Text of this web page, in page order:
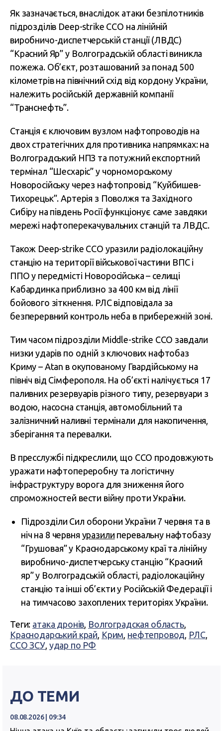
Як зазначається, внаслідок атаки безпілотників
підрозділів Deep-strike ССО на лінійній
виробничо-диспетчерській станції (ЛВДС)
“Красний Яр” у Волгоградській області виникла
пожежа. Об’єкт, розташований за понад 500
кілометрів на північний схід від кордону України,
належить російській державній компанії
“Транснефть”.
Станція є ключовим вузлом нафтопроводів на
двох стратегічних для противника напрямках: на
Волгоградський НПЗ та потужний експортний
термінал “Шесхаріс” у чорноморському
Новоросійську через нафтопровід “Куйбишев-
Тихорецьк”. Артерія з Поволжя та Західного
Сибіру на південь Росії функціонує саме завдяки
мережі нафтоперекачувальних станцій та ЛВДС.
Також Deep-strike ССО уразили радіолокаційну
станцію на території військової частини ВПС і
ППО у передмісті Новоросійська – селищі
Кабардинка приблизно за 400 км від лінії
бойового зіткнення. РЛС відповідала за
безперервний контроль неба в прибережній зоні.
Тим часом підрозділи Middle-strike ССО завдали
низки ударів по одній з ключових нафтобаз
Криму – Atan в окупованому Гвардійському на
північ від Сімферополя. На об’єкті налічується 17
паливних резервуарів різного типу, резервуари з
водою, насосна станція, автомобільний та
залізничний наливні термінали для накопичення,
зберігання та перевалки.
В пресслужбі підкреслили, що ССО продовжують
уражати нафтопереробну та логістичну
інфраструктуру ворога для зниження його
спроможностей вести війну проти України.
Підрозділи Сил оборони України 7 червня та в
ніч на 8 червня уразили перевальну нафтобазу
“Грушовая” у Краснодарському краї та лінійну
виробничо-диспетчерську станцію “Красний
яр” у Волгоградській області, радіолокаційну
станцію та інші об’єкти у Російській Федерації і
на тимчасово захоплених територіях України.
Теги: атака дронів, Волгоградская область,
Краснодарський край, Крим, нефтепровод, РЛС,
ССО ЗСУ, удар по РФ
ДО ТЕМИ
08.08.2026 | 09:34